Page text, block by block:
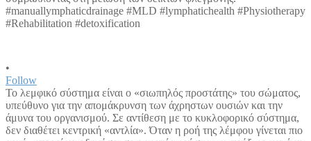
•
Follow
Το λεμφικό σύστημα είναι ο «σιωπηλός προστάτης» του σώματος,
υπεύθυνο για την απομάκρυνση των άχρηστων ουσιών και την
άμυνα του οργανισμού. Σε αντίθεση με το κυκλοφορικό σύστημα,
δεν διαθέτει κεντρική «αντλία». Όταν η ροή της λέμφου γίνεται πιο